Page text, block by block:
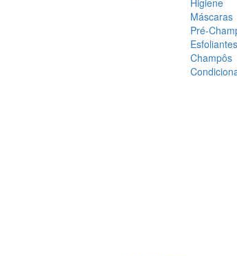
Higiene
Máscaras
Pré-
Esfoliantes
Champôs